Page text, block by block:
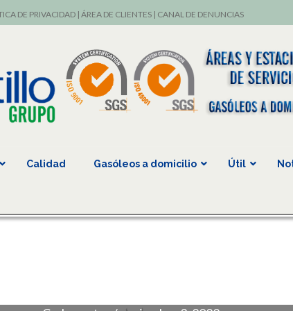
DE PRIVACIDAD| ÁREA DE CLIENTES| CANAL DE DENUNCIAS
Calidad Gasóleos a domicilio Útil